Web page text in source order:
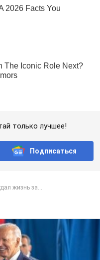
только лучшее!
Подписаться
жизнь за...